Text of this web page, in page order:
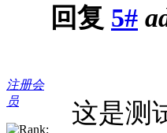
注册会
员
回复 5#
这是测